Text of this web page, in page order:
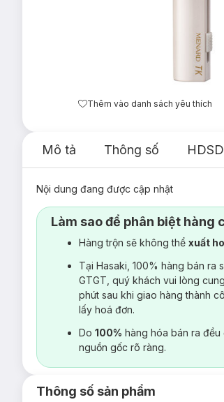
Thêm vào danh sách yêu thích
Mô tả Thông số HDSD
Nội dung đang được cập nhật
Làm sao để phân biệt hàng
Hàng trộn sẽ không thể xuất
Tại Hasaki, 100% hàng bán ra
GTGT, quý khách vui lòng
phút sau khi giao hàng thành
lấy hoá đơn.
Do 100% hàng hóa bán ra
nguồn gốc rõ ràng.
Thông số sản phẩm